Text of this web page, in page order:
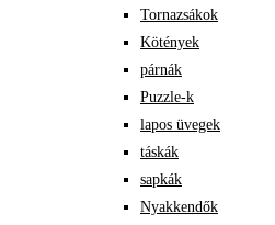
Tornazsákok
Kötények
párnák
Puzzle-k
lapos üvegek
táskák
sapkák
Nyakkendők